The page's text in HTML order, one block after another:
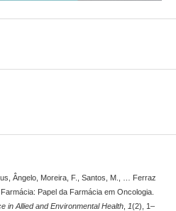
Ângelo, Moreira, F., Santos, M., … Ferraz
Papel da Farmácia em Oncologia.
in Allied and Environmental Health, 1(2), 1–